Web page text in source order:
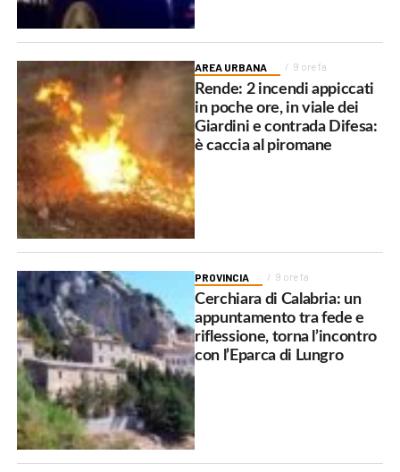
AREA URBANA 9 ore fa
Rende: 2 incendi appiccati
in poche ore, in viale dei
Giardini e contrada Difesa:
è caccia al piromane
PROVINCIA 9 ore fa
Cerchiara di Calabria: un
appuntamento tra fede e
riflessione, torna l’incontro
con l’Eparca di Lungro